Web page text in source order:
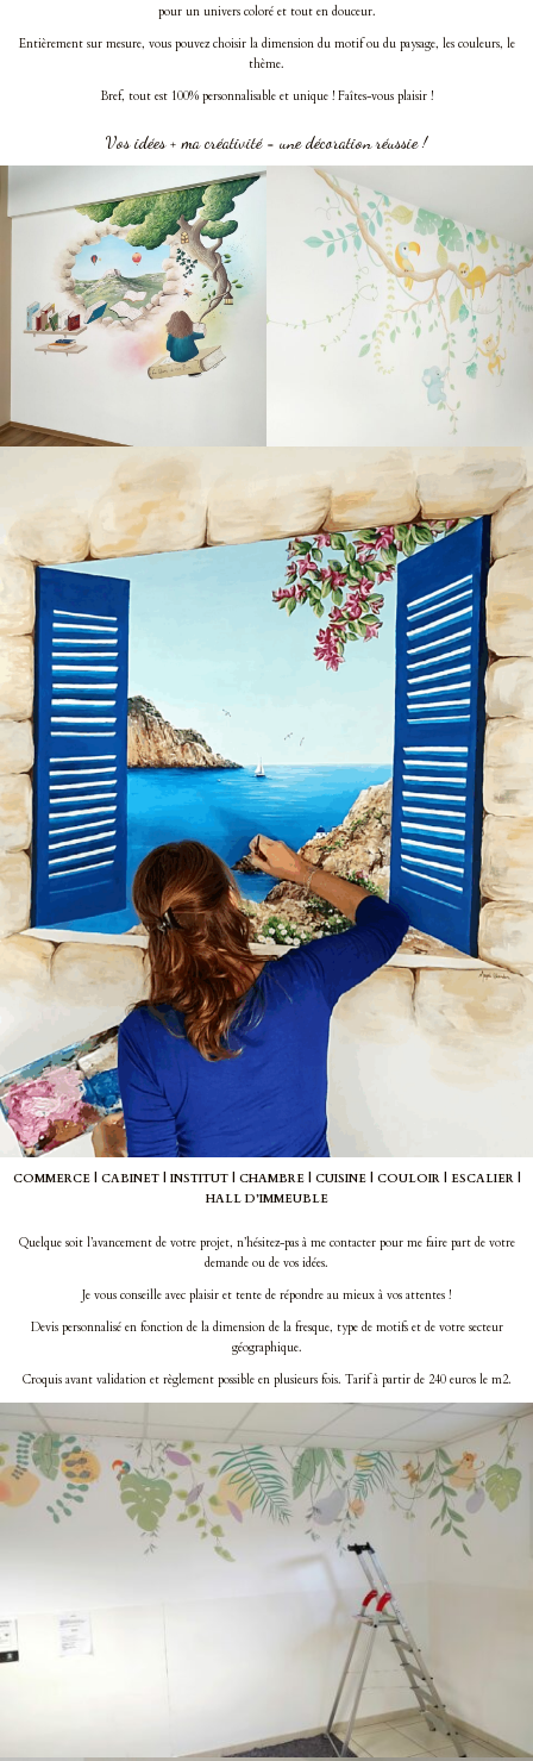
pour un univers coloré et tout en douceur.
Entièrement sur mesure, vous pouvez choisir la dimension du motif ou du paysage, les couleurs, le
thème.
Bref, tout est 100% personnalisable et unique ! Faîtes-vous plaisir !
Vos idées + ma créativité = une décoration réussie !
COMMERCE | CABINET | INSTITUT | CHAMBRE | CUISINE | COULOIR | ESCALIER |
HALL D’IMMEUBLE
Quelque soit l’avancement de votre projet, n’hésitez-pas à me contacter pour me faire part de votre
demande ou de vos idées.
Je vous conseille avec plaisir et tente de répondre au mieux à vos attentes !
Devis personnalisé en fonction de la dimension de la fresque, type de motifs et de votre secteur
géographique.
Croquis avant validation et règlement possible en plusieurs fois. Tarif à partir de 240 euros le m2.